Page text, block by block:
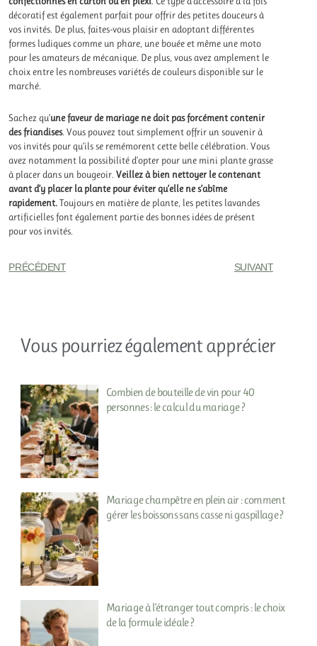
décoratif est également parfait pour offrir des petites douceurs à
vos invités. De plus, faites-vous plaisir en adoptant différentes
formes ludiques comme un phare, une bouée et même une moto
pour les amateurs de mécanique. De plus, vous avez amplement le
choix entre les nombreuses variétés de couleurs disponible sur le
marché.
Sachez qu’une faveur de mariage ne doit pas forcément contenir
des friandises. Vous pouvez tout simplement offrir un souvenir à
vos invités pour qu’ils se remémorent cette belle célébration. Vous
avez notamment la possibilité d’opter pour une mini plante grasse
à placer dans un bougeoir. Veillez à bien nettoyer le contenant
avant d’y placer la plante pour éviter qu’elle ne s’abîme
rapidement.Toujours en matière de plante, les petites lavandes
artificielles font également partie des bonnes idées de présent
pour vos invités.
PRÉCÉDENT SUIVANT
Vous pourriez également apprécier
Combien de bouteille de vin pour 40
personnes : le calcul du mariage ?
Mariage champêtre en plein air : comment
gérer les boissons sans casse ni gaspillage ?
Mariage à l’étranger tout compris : le choix
de la formule idéale ?